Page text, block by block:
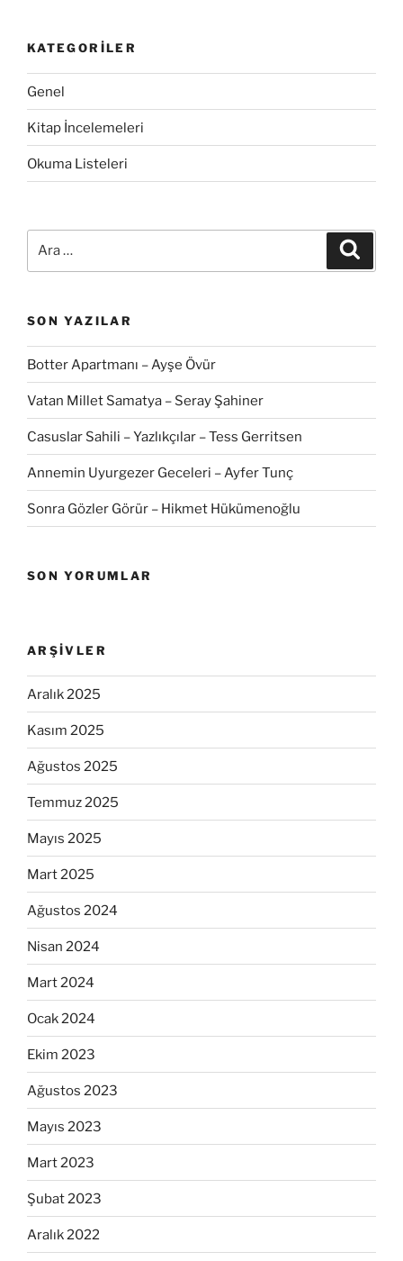
KATEGORILER
Genel
Kitap İncelemeleri
Okuma Listeleri
SON YAZILAR
Botter Apartmanı – Ayşe Övür
Vatan Millet Samatya – Seray Şahiner
Casuslar Sahili – Yazlıkçılar – Tess Gerritsen
Annemin Uyurgezer Geceleri – Ayfer Tunç
Sonra Gözler Görür – Hikmet Hükümenoğlu
SON YORUMLAR
ARŞIVLER
Aralık 2025
Kasım 2025
Ağustos 2025
Temmuz 2025
Mayıs 2025
Mart 2025
Ağustos 2024
Nisan 2024
Mart 2024
Ocak 2024
Ekim 2023
Ağustos 2023
Mayıs 2023
Mart 2023
Şubat 2023
Aralık 2022